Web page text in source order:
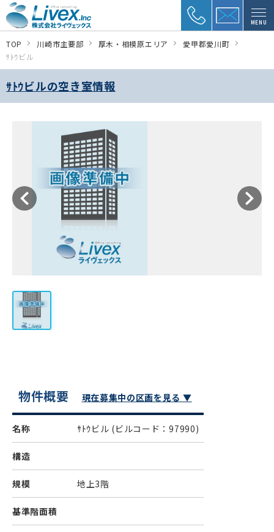
MENU
TOP 川崎市主要部 厚木・相模原エリア
愛甲郡愛川町
ｻﾄｳビル
ｻﾄｳビルの空き室情報
物件概要 現在募集中の区画を見る ▼
名称 ｻﾄｳビル (ビルコード：97990)
構造
規模 地上3階
基準階面積